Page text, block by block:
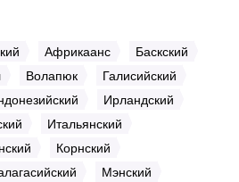
Африкаанс
Баскский
Волапюк
Галисийский
Ирландский
Итальянский
Корнский
Мэнский